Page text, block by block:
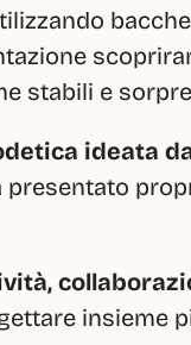
stabili e
ideata
presentato
insieme